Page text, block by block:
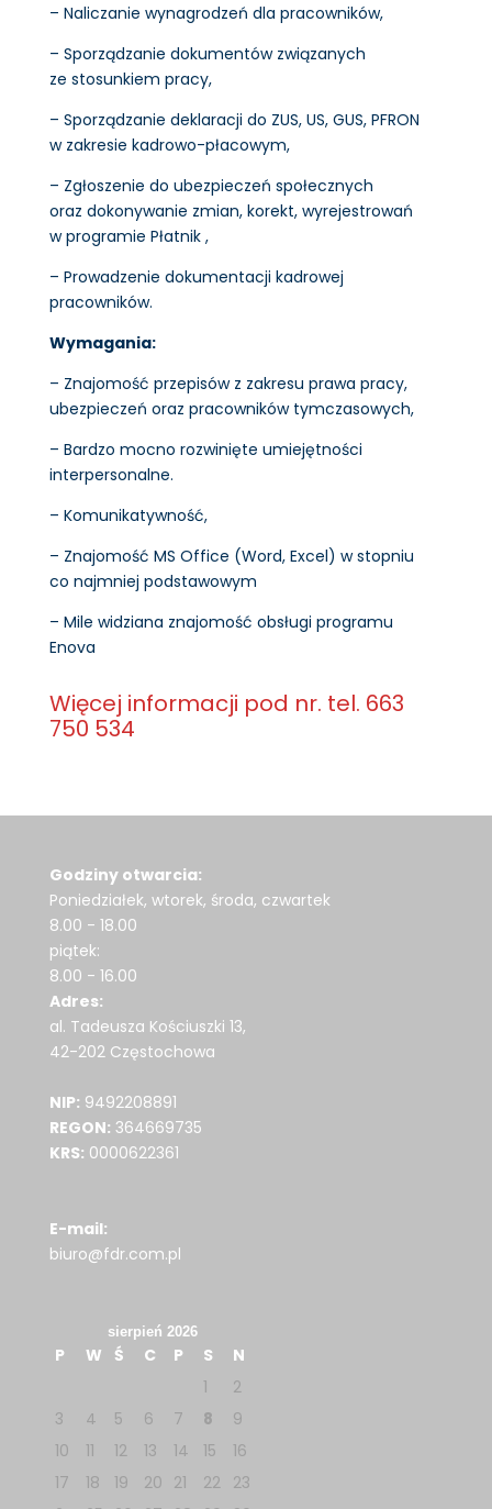
– Naliczanie wynagrodzeń dla pracowników,
– Sporządzanie dokumentów związanych
ze stosunkiem pracy,
– Sporządzanie deklaracji do ZUS, US, GUS, PFRON
w zakresie kadrowo-płacowym,
– Zgłoszenie do ubezpieczeń społecznych
oraz dokonywanie zmian, korekt, wyrejestrowań
w programie Płatnik ,
– Prowadzenie dokumentacji kadrowej
pracowników.
Wymagania:
– Znajomość przepisów z zakresu prawa pracy,
ubezpieczeń oraz pracowników tymczasowych,
– Bardzo mocno rozwinięte umiejętności
interpersonalne.
– Komunikatywność,
– Znajomość MS Office (Word, Excel) w stopniu
co najmniej podstawowym
– Mile widziana znajomość obsługi programu
Enova
Więcej informacji pod nr. tel. 663
750 534
Godziny otwarcia:
Poniedziałek, wtorek, środa, czwartek
8.00 - 18.00
piątek:
8.00 - 16.00
Adres:
al. Tadeusza Kościuszki 13,
42-202 Częstochowa
NIP: 9492208891
REGON: 364669735
KRS: 0000622361
E-mail:
biuro@fdr.com.pl
sierpień 2026
P W Ś C P S
N
1
2
3
4 5 6 7 8
9
10
11 12 13 14 15
16
17
18 19 20 21 22
23